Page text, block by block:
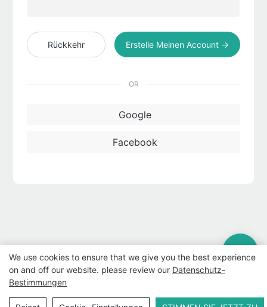
Rückkehr Erstelle Meinen Account →
OR
Google
Facebook
Copyright © 2026 WWW.ECCODY.COM |Seitenverzeichnis
We use cookies to ensure that we give you the best experience
on and off our website. please review our Datenschutz-
Bestimmungen